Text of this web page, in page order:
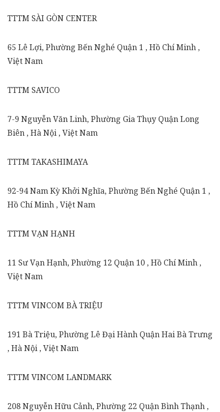
TTTM SÀI GÒN CENTER
65 Lê Lợi, Phường Bến Nghé Quận 1 , Hồ Chí Minh ,
Việt Nam
TTTM SAVICO
7-9 Nguyễn Văn Linh, Phường Gia Thụy Quận Long
Biên , Hà Nội , Việt Nam
TTTM TAKASHIMAYA
92-94 Nam Kỳ Khởi Nghĩa, Phường Bến Nghé Quận 1 ,
Hồ Chí Minh , Việt Nam
TTTM VẠN HẠNH
11 Sư Vạn Hạnh, Phường 12 Quận 10 , Hồ Chí Minh ,
Việt Nam
TTTM VINCOM BÀ TRIỆU
191 Bà Triệu, Phường Lê Đại Hành Quận Hai Bà Trưng
, Hà Nội , Việt Nam
TTTM VINCOM LANDMARK
208 Nguyễn Hữu Cảnh, Phường 22 Quận Bình Thạnh ,